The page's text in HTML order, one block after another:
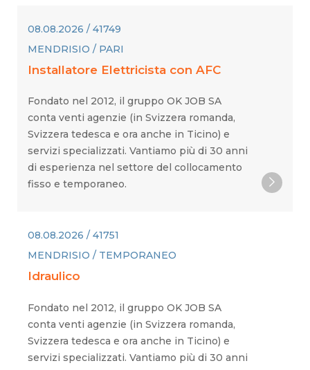
08.08.2026 / 41749
MENDRISIO / PARI
Installatore Elettricista con AFC
Fondato nel 2012, il gruppo OK JOB SA
conta venti agenzie (in Svizzera romanda,
Svizzera tedesca e ora anche in Ticino) e
servizi specializzati. Vantiamo più di 30 anni
di esperienza nel settore del collocamento
fisso e temporaneo.
08.08.2026 / 41751
MENDRISIO / TEMPORANEO
Idraulico
Fondato nel 2012, il gruppo OK JOB SA
conta venti agenzie (in Svizzera romanda,
Svizzera tedesca e ora anche in Ticino) e
servizi specializzati. Vantiamo più di 30 anni